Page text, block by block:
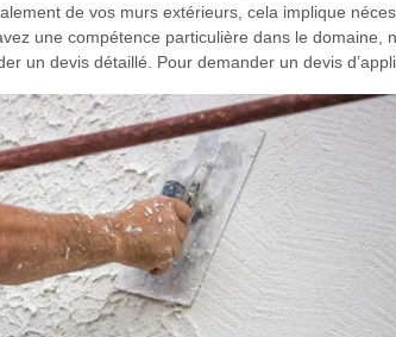
de vos murs extérieurs, cela implique
une compétence particulière dans le domaine,
un devis détaillé. Pour demander un devis